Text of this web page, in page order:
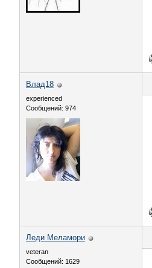
Влад18
experienced
Сообщений: 974
Леди Меламори
veteran
Сообщений: 1629